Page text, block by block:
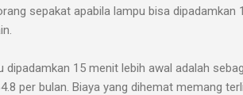
sepakat apabila lampu bisa
15 menit lebih awal adalah
per bulan. Biaya yang dihemat memang